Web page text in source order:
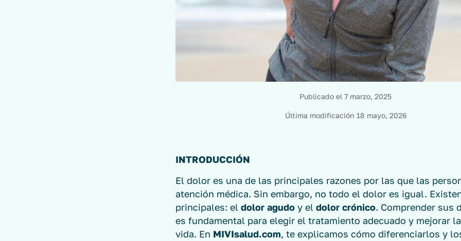
Publicado el7 marzo, 2025
Última modificación 18 mayo, 2026
INTRODUCCIÓN
El dolor es una de las principales razones por las que las
atención médica. Sin embargo, no todo el dolor es igual.
principales: eldolor agudo y eldolor crónico. Comprender sus
es fundamental para elegir el tratamiento adecuado y mejorar
vida. En MIVIsalud.com, te explicamos cómo diferenciarlos y